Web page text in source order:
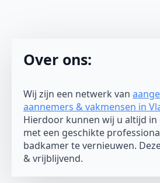
Over ons:
Wij zijn een netwerk van
aannemers & vakmensen in
Hierdoor kunnen wij u altijd
met een geschikte
badkamer te vernieuwen.
& vrijblijvend.